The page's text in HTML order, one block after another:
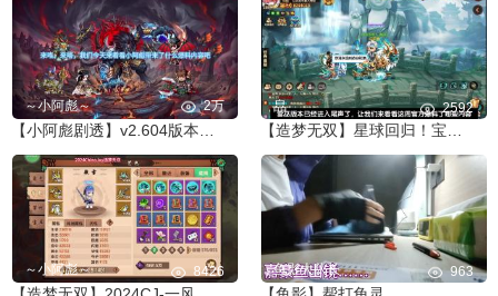
～小阿彪～ 2万 皛 2592
～小阿彪～ 8426 鱼影大队长 963